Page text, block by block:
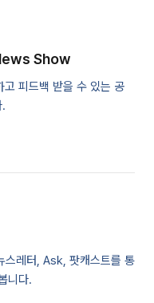
Show
고 피드백 받을 수 있는 공
레터, Ask, 팟캐스트를 통
니다.